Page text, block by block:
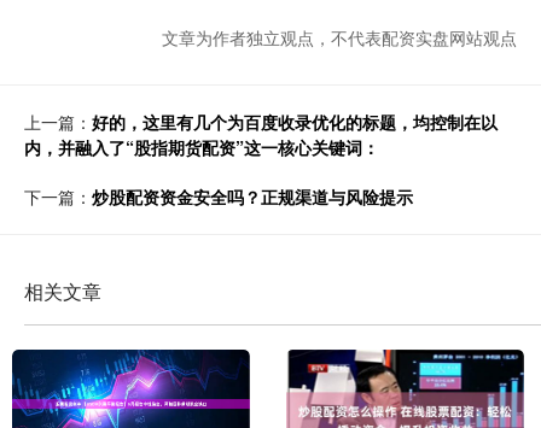
文章为作者独立观点，不代表配资实盘网站观点
上一篇： 好的，这里有几个为百度收录优化的标题，均控制在以
内，并融入了“股指期货配资”这一核心关键词：
下一篇： 炒股配资资金安全吗？正规渠道与风险提示
相关文章